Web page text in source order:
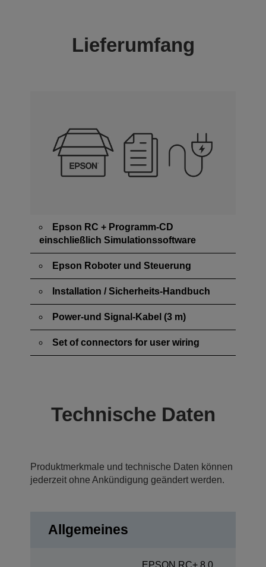
Lieferumfang
Epson RC + Programm-CD
einschließlich Simulationssoftware
Epson Roboter und Steuerung
Installation / Sicherheits-Handbuch
Power-und Signal-Kabel (3 m)
Set of connectors for user wiring
Technische Daten
Produktmerkmale und technische Daten können
jederzeit ohne Ankündigung geändert werden.
Allgemeines
EPSON RC+ 8.0